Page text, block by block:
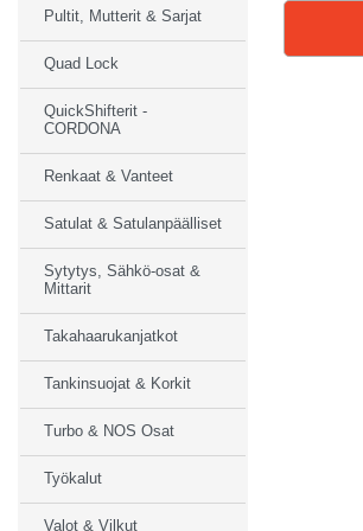
Pultit, Mutterit & Sarjat
Quad Lock
QuickShifterit -
CORDONA
Renkaat & Vanteet
Satulat & Satulanpäälliset
Sytytys, Sähkö-osat &
Mittarit
Takahaarukanjatkot
Tankinsuojat & Korkit
Turbo & NOS Osat
Työkalut
Valot & Vilkut